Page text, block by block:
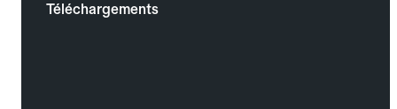
Téléchargements